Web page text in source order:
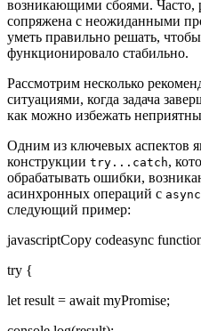
возникающими сбоями. Часто,
сопряжена с неожиданными
уметь правильно решать,
функционировало стабильно.
Рассмотрим несколько
ситуациями, когда задача
как можно избежать
Одним из ключевых аспектов
конструкции try...catch,
обрабатывать ошибки,
асинхронных операций с
следующий пример:
javascriptCopy codeasync
try {
let result = await myPromise;